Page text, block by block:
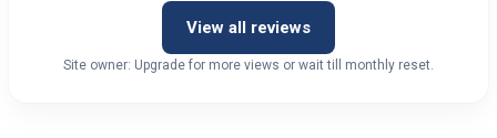
View all reviews
Site owner: Upgrade for more views or wait till monthly reset.